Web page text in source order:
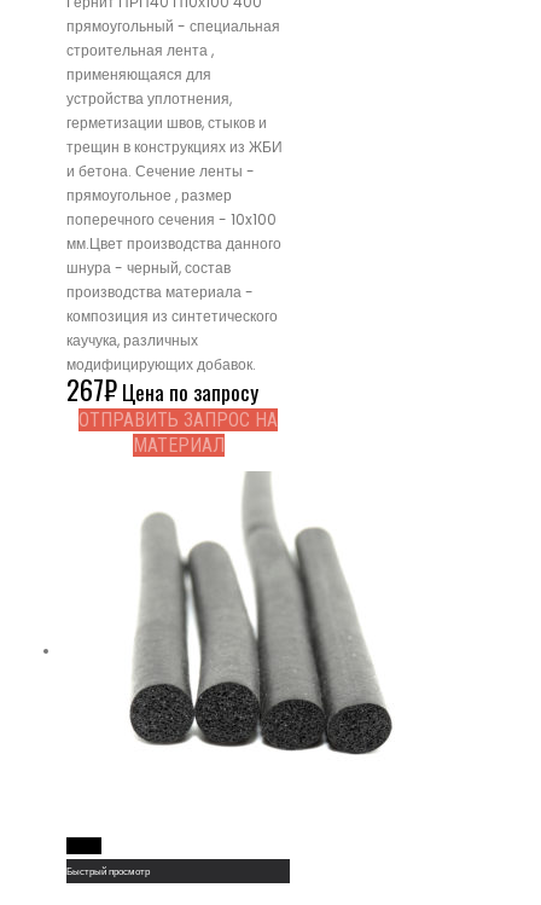
прямоугольный - специальная
строительная лента ,
применяющаяся для
устройства уплотнения,
герметизации швов, стыков и
трещин в конструкциях из ЖБИ
и бетона. Сечение ленты -
прямоугольное , размер
поперечного сечения - 10x100
мм.Цвет производства данного
шнура - черный, состав
производства материала -
композиция из синтетического
каучука, различных
модифицирующих добавок.
267₽Цена по запросу
ОТПРАВИТЬ ЗАПРОС НА
МАТЕРИАЛ
Быстрый просмотр